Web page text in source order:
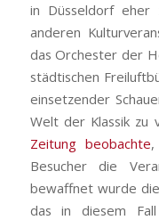
in Düsseldorf eher
anderen
das Orchester der
städtischen
einsetzender
Welt der Klassik zu
Zeitungbeobachte,
Besucher die
bewaffnet wurde
das in diesem